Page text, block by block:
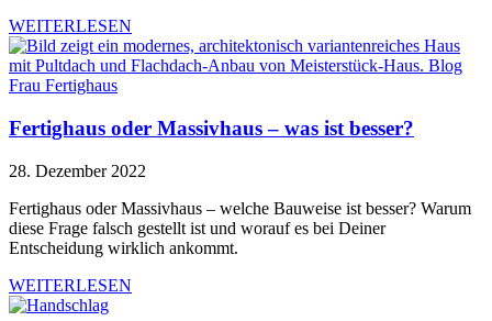
WEITERLESEN
Fertighaus oder Massivhaus – was ist besser?
28. Dezember 2022
Fertighaus oder Massivhaus – welche Bauweise ist besser? Warum
diese Frage falsch gestellt ist und worauf es bei Deiner
Entscheidung wirklich ankommt.
WEITERLESEN